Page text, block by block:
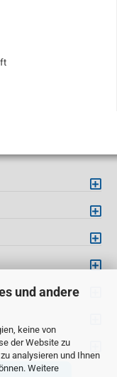
und andere
keine von
der Website zu
analysieren und Ihnen
Weitere